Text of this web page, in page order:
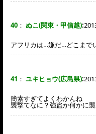
40 ： ぬこ(関東・甲信越):
アフリカは…嫌だ…どこまで
41 ： ユキヒョウ(広島県):
簡素すぎてよくわかんね
襲撃てなに？強盗か何かに